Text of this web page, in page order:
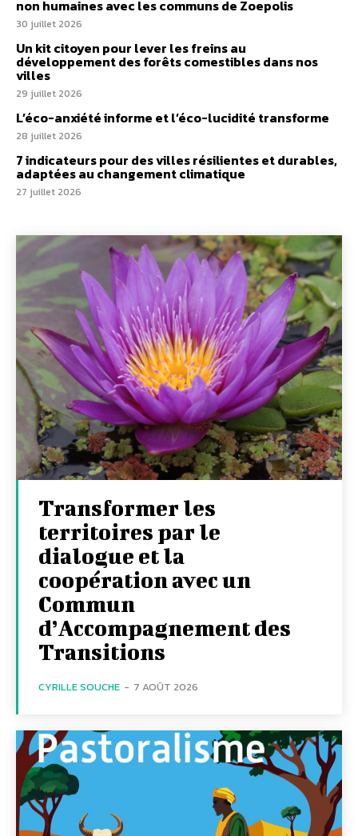
non humaines avec les communs de Zoepolis
30 juillet 2026
Un kit citoyen pour lever les freins au
développement des forêts comestibles dans nos
villes
29 juillet 2026
L’éco-anxiété informe et l’éco-lucidité transforme
28 juillet 2026
7 indicateurs pour des villes résilientes et durables,
adaptées au changement climatique
27 juillet 2026
Transformer les
territoires par le
dialogue et la
coopération avec un
Commun
d’Accompagnement des
Transitions
CYRILLE SOUCHE - 7 AOÛT 2026